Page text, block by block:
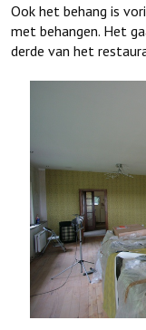
Ook het behang is
met behangen. Het
derde van het